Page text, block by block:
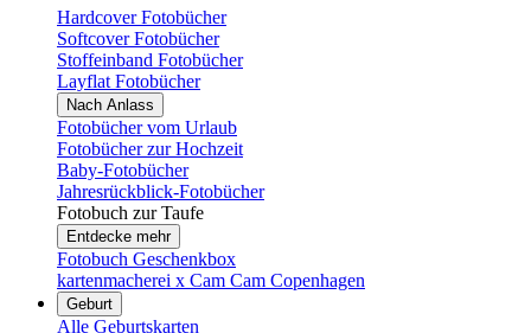
Hardcover Fotobücher
Softcover Fotobücher
Stoffeinband Fotobücher
Layflat Fotobücher
Nach Anlass
Fotobücher vom Urlaub
Fotobücher zur Hochzeit
Baby-Fotobücher
Jahresrückblick-Fotobücher
Fotobuch zur Taufe
Entdecke mehr
Fotobuch Geschenkbox
kartenmacherei x Cam Cam Copenhagen
Geburt
Alle Geburtskarten